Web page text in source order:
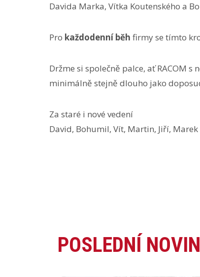
Davida Marka, Vítka Koutenského a
Pro každodenní běh firmy se tímto
Držme si společně palce, ať RACOM
minimálně stejně dlouho jako
Za staré i nové vedení
David, Bohumil, Vít, Martin, Jiří, Marek
POSLEDNÍ